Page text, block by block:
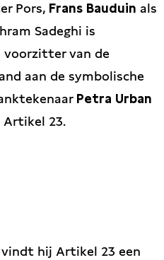
Pors, Frans Bauduin als
Sadeghi is
voorzittervan de
aan de symbolische
Petra Urban
Artikel 23.
hij Artikel 23 een